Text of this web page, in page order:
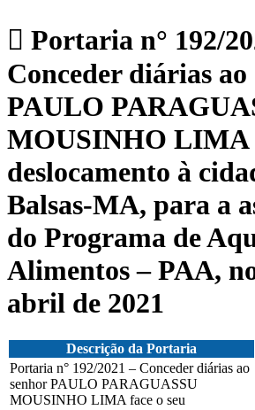
Portaria n° 192/
Conceder diárias ao
PAULO
MOUSINHO LIMA
deslocamento à
Balsas-MA, para a
do Programa de
Alimentos – PAA,
abril de 2021
Descrição da Portaria
Portaria n° 192/2021 – Conceder diárias ao
senhor PAULO PARAGUASSU
MOUSINHO LIMA face o seu